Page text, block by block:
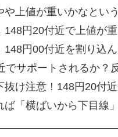
や上値が重いかなとい
148円20付近で上値が
148円00付近を割り込
でサポートされるか？
抜け注意！148円20付
ば「横ばいから下目線」